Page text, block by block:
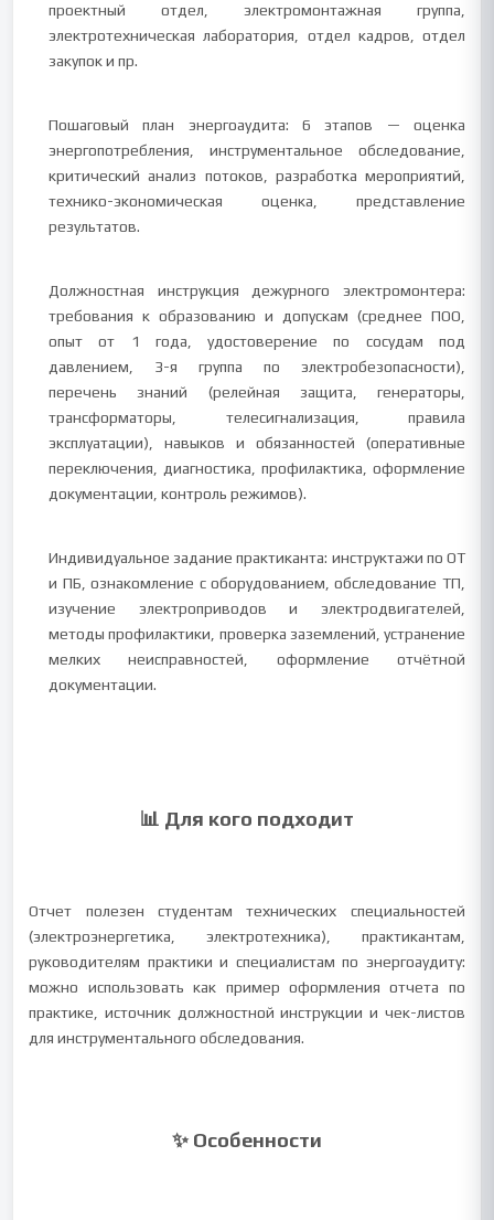
проектный отдел, электромонтажная группа,
электротехническая лаборатория, отдел кадров, отдел
закупок и пр.
Пошаговый план энергоаудита: 6 этапов — оценка
энергопотребления, инструментальное обследование,
критический анализ потоков, разработка мероприятий,
технико-экономическая оценка, представление
результатов.
Должностная инструкция дежурного электромонтера:
требования к образованию и допускам (среднее ПОО,
опыт от 1 года, удостоверение по сосудам под
давлением, 3-я группа по электробезопасности),
перечень знаний (релейная защита, генераторы,
трансформаторы, телесигнализация, правила
эксплуатации), навыков и обязанностей (оперативные
переключения, диагностика, профилактика, оформление
документации, контроль режимов).
Индивидуальное задание практиканта: инструктажи по ОТ
и ПБ, ознакомление с оборудованием, обследование ТП,
изучение электроприводов и электродвигателей,
методы профилактики, проверка заземлений, устранение
мелких неисправностей, оформление отчётной
документации.
📊 Для кого подходит
Отчет полезен студентам технических специальностей
(электроэнергетика, электротехника), практикантам,
руководителям практики и специалистам по энергоаудиту:
можно использовать как пример оформления отчета по
практике, источник должностной инструкции и чек-листов
для инструментального обследования.
✨ Особенности